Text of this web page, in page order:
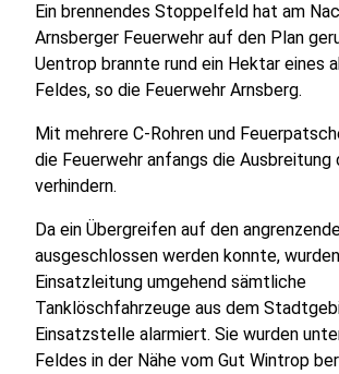
Ein brennendes Stoppelfeld hat am
Arnsberger Feuerwehr auf den Plan
Uentrop brannte rund ein Hektar eines
Feldes, so die Feuerwehr Arnsberg.
Mit mehrere C-Rohren und
die Feuerwehr anfangs die Ausbreitung
verhindern.
Da ein Übergreifen auf den
ausgeschlossen werden konnte,
Einsatzleitung umgehend sämtliche
Tanklöschfahrzeuge aus dem
Einsatzstelle alarmiert. Sie wurden
Feldes in der Nähe vom Gut Wintrop